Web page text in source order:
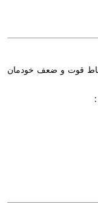
به نفس و احساس ارزشمندي پذيرش نقاط قوت و ضعف خودمان